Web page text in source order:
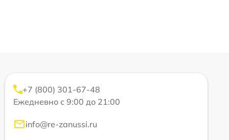
+7 (800) 301-67-48
Ежедневно с 9:00 до 21:00
info@re-zanussi.ru